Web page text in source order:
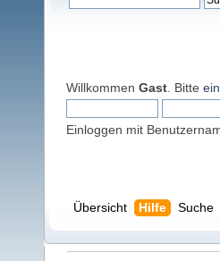
Willkommen Gast . Bitte
Einloggen mit
Übersicht Hilfe Suche